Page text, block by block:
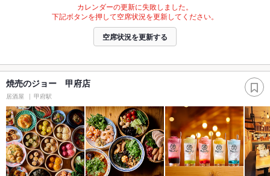
カレンダーの更新に失敗しました。
下記ボタンを押して空席状況を更新してください。
空席状況を更新する
焼売のジョー 甲府店
居酒屋 甲府駅